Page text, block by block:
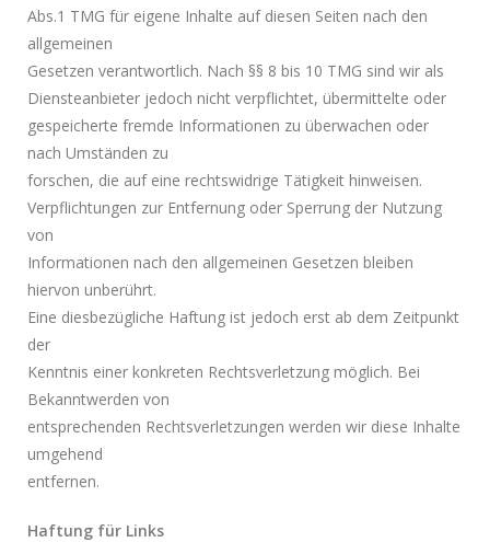
Abs.1 TMG für eigene Inhalte auf diesen Seiten nach den
allgemeinen
Gesetzen verantwortlich. Nach §§ 8 bis 10 TMG sind wir als
Diensteanbieter jedoch nicht verpflichtet, übermittelte oder
gespeicherte fremde Informationen zu überwachen oder
nach Umständen zu
forschen, die auf eine rechtswidrige Tätigkeit hinweisen.
Verpflichtungen zur Entfernung oder Sperrung der Nutzung
von
Informationen nach den allgemeinen Gesetzen bleiben
hiervon unberührt.
Eine diesbezügliche Haftung ist jedoch erst ab dem Zeitpunkt
der
Kenntnis einer konkreten Rechtsverletzung möglich. Bei
Bekanntwerden von
entsprechenden Rechtsverletzungen werden wir diese Inhalte
umgehend
entfernen.
Haftung für Links